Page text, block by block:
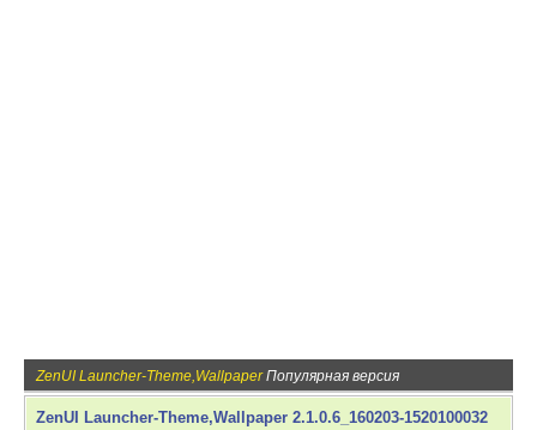
ZenUI Launcher-Theme,WallpaperПопулярная версия
ZenUI Launcher-Theme,Wallpaper 2.1.0.6_160203-1520100032